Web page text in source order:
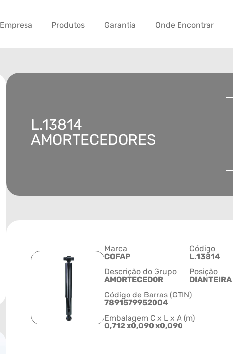
Empresa Produtos Garantia Onde Encontrar
L.13814
AMORTECEDORES
Marca
COFAP
Código
L.13814
Descrição do Grupo
AMORTECEDOR
Posição
DIANTEIRA
Código de Barras (GTIN)
7891579952004
Embalagem C x L x A (m)
0,712 x0,090 x0,090